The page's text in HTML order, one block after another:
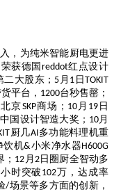
，为纯米智能厨电更进
获德国 reddot红点设计
大股东； 5 月 1 日TOKIT
平台， 1200台秒售罄；
京SKP商场； 10月 19日
中国设计智造大奖； 10月
厨几AI 多功能料理机重
饮机&小米净水器 H600G
12 月 2日圈厨全智动多
小时突破 102万，达成率
/场景等多方面的创新，